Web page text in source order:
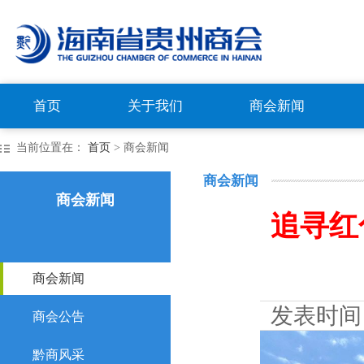
首页 关于我们 商会新闻
当前位置在： 首页 > 商会新闻
商会新闻
商会新闻
商会公告
黔商风采
商会新闻
追寻
发表时